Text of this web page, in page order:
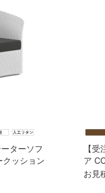
ターソフ
ッション
【
ア
ン付
お見